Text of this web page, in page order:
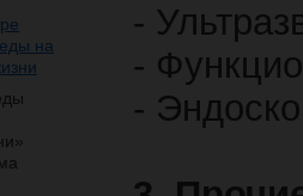
на
-
-
-